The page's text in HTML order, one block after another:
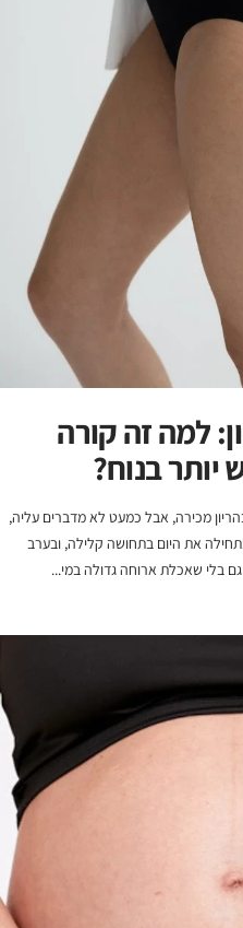
למה זה קורה
יותר בנוח?
מכירה, אבל כמעט לא מדברים עליה,
את היום בתחושה קלילה, ובערב
בלי שאכלת ארוחה גדולה במי...